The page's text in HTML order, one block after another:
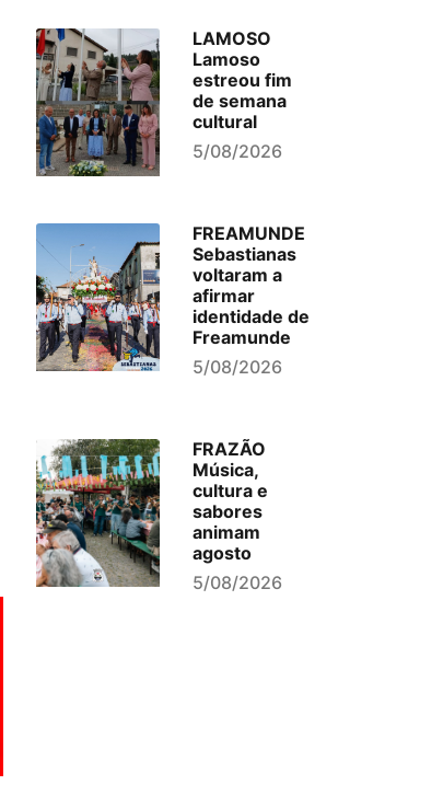
LAMOSO
Lamoso
estreou fim
de semana
cultural
5/08/2026
FREAMUNDE
Sebastianas
voltaram a
afirmar
identidade de
Freamunde
5/08/2026
FRAZÃO
Música,
cultura e
sabores
animam
agosto
5/08/2026